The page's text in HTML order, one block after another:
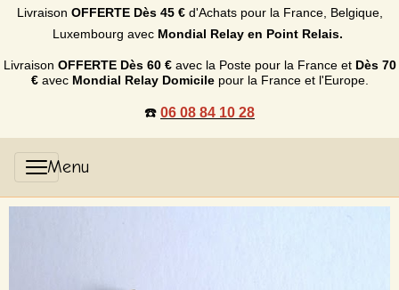
Livraison OFFERTE Dès 45 €d'Achats pour la France, Belgique,
Luxembourg avec Mondial Relay en Point Relais.
Livraison OFFERTE Dès 60 €avec la Poste pour la France et Dès 70
€avec Mondial Relay Domicilepour la France et l'Europe.
☎️ 06 08 84 10 28